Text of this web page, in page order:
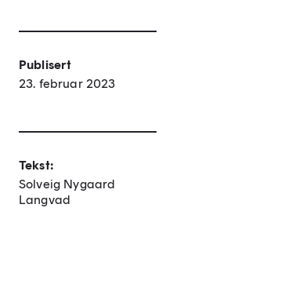
Publisert
23. februar 2023
Tekst:
Solveig Nygaard
Langvad